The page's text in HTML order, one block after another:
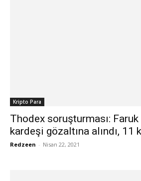
Kripto Para
Thodex soruşturması: Faruk
kardeşi gözaltına alındı, 11
Redzeen - Nisan 22, 2021